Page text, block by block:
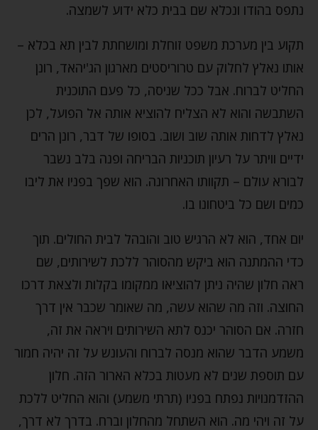
נתפס בהודו ונכלא שם בבית כלא ידוע לשמצה.
תקוע בין מערכת משפט זוחלת ומושחתת לבין תא בכלא –
אותו נאלץ לחלוק עם טרוריסטים מארגון הג'יהאד, רונן
החליט לברוח. אבל ככל שניסה, כל פעם התוכנית
השתבשה והוא לא הצליח להוציא אותה אל הפועל, לכן
נאלץ לדחות אותה שוב ושוב. בסופו של דבר, רונן הרים
ידיים וויתר על רעיון תוכניות הבריחה ופנה בלב נשבר
לבורא עולם – תקוותו האחרונה. הוא שפך בפניו את ליבו
כמים ושם כל ביטחונו בו.
יום אחד, הוא לא הרגיש טוב והובהל לבית החולים. תוך
כדי ההמתנה הוא ביקש מהסוהר ללכת לשירותים, שם
ראה חלון שהיה ניתן להוציאו ממקומו בקלות ולצאת דרכו
החוצה. וזה מה שהוא עשה, מה שאומר שכבר אין דרך
חזרה. אם הסוהר יכנס לתא השירותים ויראה את זה,
משמע הדבר שהוא מנסה לברוח והעונש על זה יהיה חמור
עם תוספת שנים לא מעטות בכלא הארור הזה. חלון
ההזדמנויות נפתח בפניו (תרתי משמע) והוא החליט ללכת
על זה ויהי מה. הוא השתחל מהחלון וברח. בדרך לא דרך,